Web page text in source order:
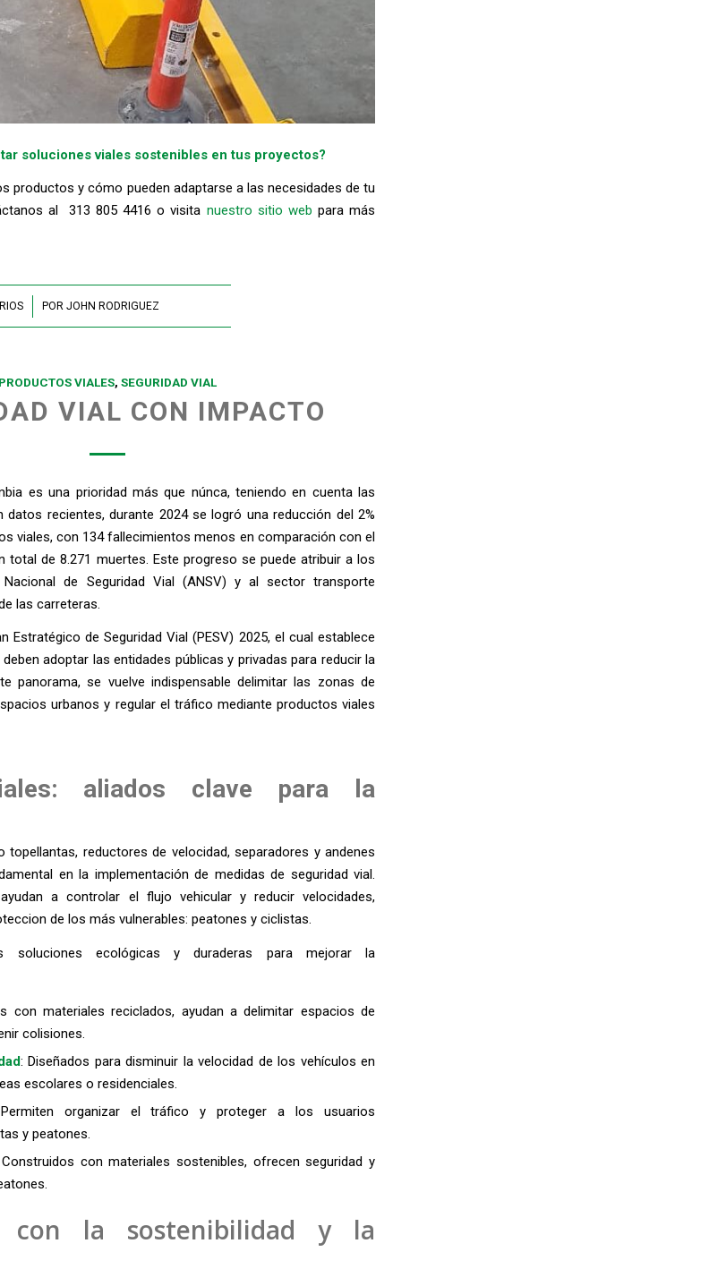
soluciones viales sostenibles en tus proyectos?
productos y cómo pueden adaptarse a las necesidades de tu
al 313 805 4416 o visita nuestro sitio web para más
PORJOHN RODRIGUEZ
PRODUCTOS VIALES, SEGURIDAD VIAL
VIAL CON IMPACTO
es una prioridad más que núnca, teniendo en cuenta las
datos recientes, durante 2024 se logró una reducción del 2%
viales, con 134 fallecimientos menos en comparación con el
total de 8.271 muertes. Este progreso se puede atribuir a los
de Seguridad Vial (ANSV) y al sector transporte
las carreteras.
Estratégico de Seguridad Vial (PESV) 2025, el cual establece
adoptar las entidades públicas y privadas para reducir la
panorama, se vuelve indispensable delimitar las zonas de
urbanos y regular el tráfico mediante productos viales
aliados clave para la
reductores de velocidad, separadores y andenes
en la implementación de medidas de seguridad vial.
a controlar el flujo vehicular y reducir velocidades,
de los más vulnerables: peatones y ciclistas.
soluciones ecológicas y duraderas para mejorar la
con materiales reciclados, ayudan a delimitar espacios de
colisiones.
: Diseñados para disminuir la velocidad de los vehículos en
escolares o residenciales.
organizar el tráfico y proteger a los usuarios
y peatones.
con materiales sostenibles, ofrecen seguridad y
con la sostenibilidad y la